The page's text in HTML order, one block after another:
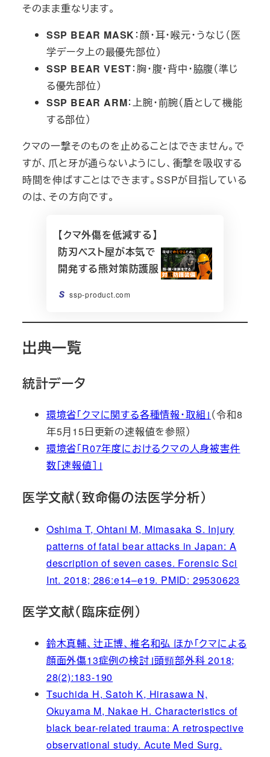
そのまま重なります。
SSP BEAR MASK：顔・耳・喉元・うなじ（医
学データ上の最優先部位）
SSP BEAR VEST：胸・腹・背中・脇腹（準じ
る優先部位）
SSP BEAR ARM：上腕・前腕（盾として機能
する部位）
クマの一撃そのものを止めることはできません。で
すが、爪と牙が通らないようにし、衝撃を吸収する
時間を伸ばすことはできます。SSPが目指している
のは、その方向です。
【クマ外傷を低減する】
防刃ベスト屋が本気で
開発する熊対策防護服
ssp-product.com
出典一覧
統計データ
環境省「クマに関する各種情報・取組」 （令和8
年5月15日更新の速報値を参照）
環境省「R07年度におけるクマの人身被害件
数［速報値］」
医学文献（致命傷の法医学分析）
Oshima T, Ohtani M, Mimasaka S. Injury
patterns of fatal bear attacks in Japan: A
description of seven cases. Forensic Sci
Int. 2018; 286:e14–e19. PMID: 29530623
医学文献（臨床症例）
鈴木真輔、辻正博、椎名和弘 ほか「クマによる
顔面外傷13症例の検討」頭頸部外科 2018;
28(2):183-190
Tsuchida H, Satoh K, Hirasawa N,
Okuyama M, Nakae H. Characteristics of
black bear-related trauma: A retrospective
observational study. Acute Med Surg.